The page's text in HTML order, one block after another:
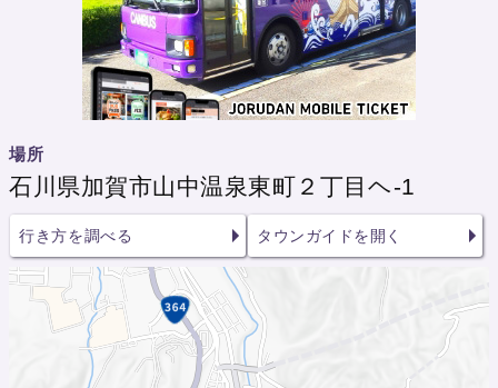
場所
石川県加賀市山中温泉東町２丁目ヘ-1
行き方を調べる タウンガイドを開く